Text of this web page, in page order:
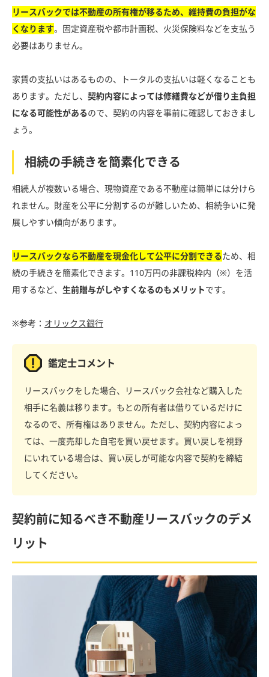
リースバックでは不動産の所有権が移るため、維持費の負担がな
くなります。固定資産税や都市計画税、火災保険料などを支払う
必要はありません。
家賃の支払いはあるものの、トータルの支払いは軽くなることも
あります。ただし、 契約内容によっては修繕費などが借り主負担
になる可能性があるので、契約の内容を事前に確認しておきまし
ょう。
相続の手続きを簡素化できる
相続人が複数いる場合、現物資産である不動産は簡単には分けら
れません。財産を公平に分割するのが難しいため、相続争いに発
展しやすい傾向があります。
リースバックなら不動産を現金化して公平に分割できるため、相
続の手続きを簡素化できます。110万円の非課税枠内（※）を活
用するなど、 生前贈与がしやすくなるのもメリットです。
※参考： オリックス銀行
鑑定士コメント
リースバックをした場合、リースバック会社など購入した
相手に名義は移ります。もとの所有者は借りているだけに
なるので、所有権はありません。ただし、契約内容によっ
ては、一度売却した自宅を買い戻せます。買い戻しを視野
にいれている場合は、買い戻しが可能な内容で契約を締結
してください。
契約前に知るべき不動産リースバックのデメ
リット